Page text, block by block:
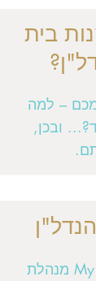
בית
– למה
ובכן,
סוכנות My Israel Property מנהלת